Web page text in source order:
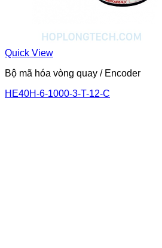
Quick View
Bộ mã hóa vòng quay / Encoder
HE40H-6-1000-3-T-12-C